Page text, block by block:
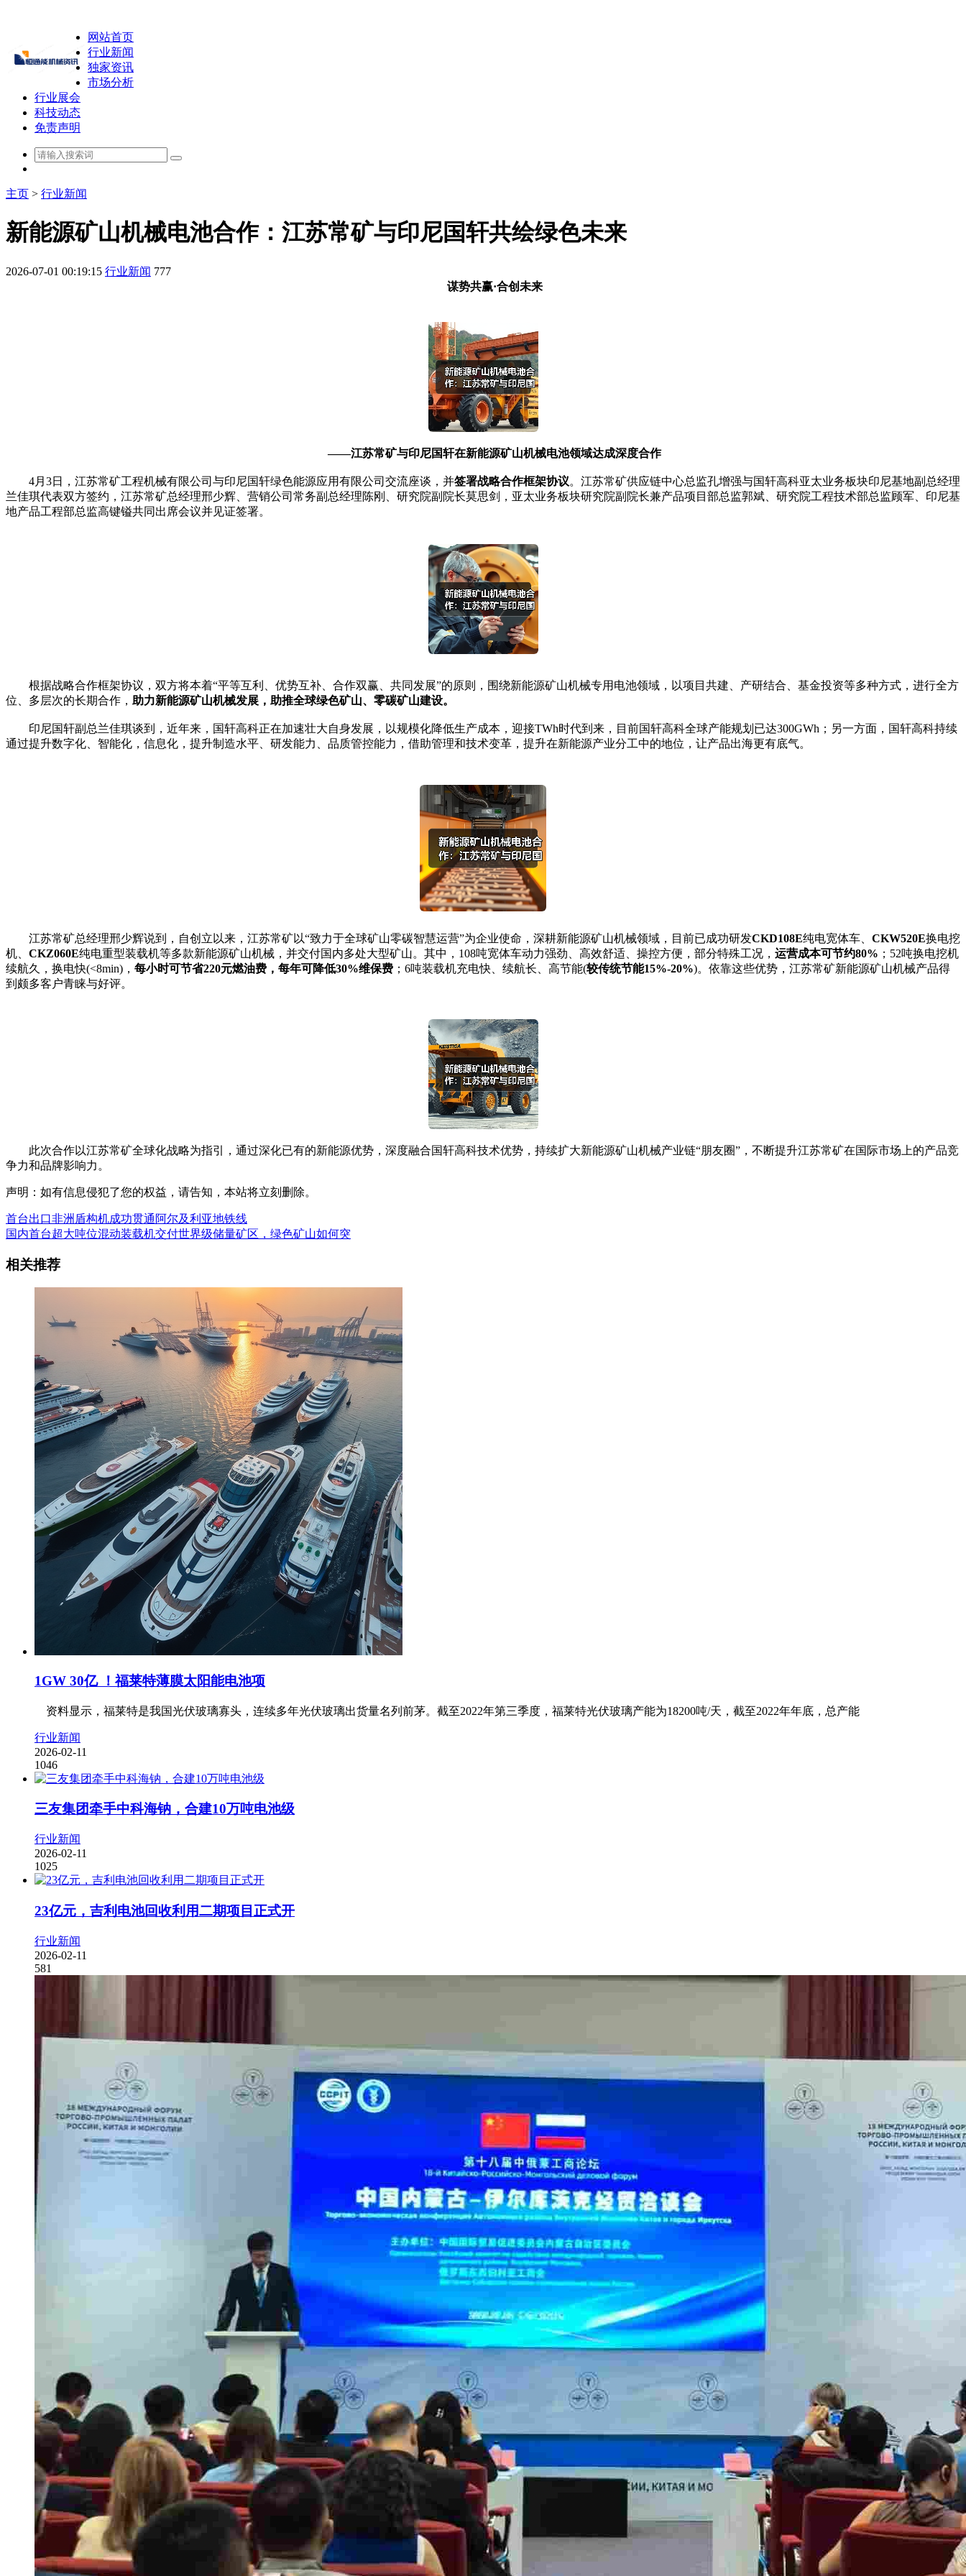
网站首页
行业新闻
独家资讯
市场分析
行业展会
科技动态
免责声明
主页 > 行业新闻
新能源矿山机械电池合作：江苏常矿与印尼国轩共绘绿色未来
2026-07-01 00:19:15 行业新闻 777
谋势共赢·合创未来
——江苏常矿与印尼国轩在新能源矿山机械电池领域达成深度合作
4月3日，江苏常矿工程机械有限公司与印尼国轩绿色能源应用有限公司交流座谈，并签署战略合作框架协议。江苏常矿供应链中心总监孔增强与国轩高科亚太业务板块印尼基地副总经理
兰佳琪代表双方签约，江苏常矿总经理邢少辉、营销公司常务副总经理陈刚、研究院副院长莫思剑，亚太业务板块研究院副院长兼产品项目部总监郭斌、研究院工程技术部总监顾军、印尼基
地产品工程部总监高键镒共同出席会议并见证签署。
根据战略合作框架协议，双方将本着“平等互利、优势互补、合作双赢、共同发展”的原则，围绕新能源矿山机械专用电池领域，以项目共建、产研结合、基金投资等多种方式，进行全方
位、多层次的长期合作， 助力新能源矿山机械发展，助推全球绿色矿山、零碳矿山建设。
印尼国轩副总兰佳琪谈到，近年来，国轩高科正在加速壮大自身发展，以规模化降低生产成本，迎接TWh时代到来，目前国轩高科全球产能规划已达300GWh；另一方面，国轩高科持续
通过提升数字化、智能化，信息化，提升制造水平、研发能力、品质管控能力，借助管理和技术变革，提升在新能源产业分工中的地位，让产品出海更有底气。
江苏常矿总经理邢少辉说到，自创立以来，江苏常矿以“致力于全球矿山零碳智慧运营”为企业使命，深耕新能源矿山机械领域，目前已成功研发CKD108E纯电宽体车、 CKW520E换电挖
机、 CKZ060E纯电重型装载机等多款新能源矿山机械，并交付国内多处大型矿山。其中，108吨宽体车动力强劲、高效舒适、操控方便，部分特殊工况， 运营成本可节约80% ；52吨换电挖机
续航久，换电快(<8min)， 每小时可节省220元燃油费，每年可降低30%维保费 ；6吨装载机充电快、续航长、高节能(较传统节能15%-20%)。依靠这些优势，江苏常矿新能源矿山机械产品得
到颇多客户青睐与好评。
此次合作以江苏常矿全球化战略为指引，通过深化已有的新能源优势，深度融合国轩高科技术优势，持续扩大新能源矿山机械产业链“朋友圈”，不断提升江苏常矿在国际市场上的产品竞
争力和品牌影响力。
声明：如有信息侵犯了您的权益，请告知，本站将立刻删除。
首台出口非洲盾构机成功贯通阿尔及利亚地铁线
国内首台超大吨位混动装载机交付世界级储量矿区，绿色矿山如何突
相关推荐
1GW 30亿 ！福莱特薄膜太阳能电池项
资料显示，福莱特是我国光伏玻璃寡头，连续多年光伏玻璃出货量名列前茅。截至2022年第三季度，福莱特光伏玻璃产能为18200吨/天，截至2022年年底，总产能
行业新闻
2026-02-11
1046
三友集团牵手中科海钠，合建10万吨电池级
行业新闻
2026-02-11
1025
23亿元，吉利电池回收利用二期项目正式开
行业新闻
2026-02-11
581